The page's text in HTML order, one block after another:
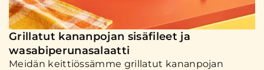
Grillatut kananpojan sisäfileet ja
wasabiperunasalaatti
Meidän keittiössämme grillatut kananpojan